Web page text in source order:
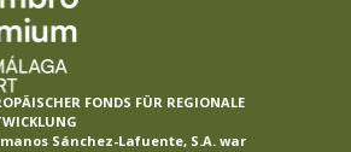
FONDS FÜR REGIONALE
Sánchez-Lafuente, S.A. war